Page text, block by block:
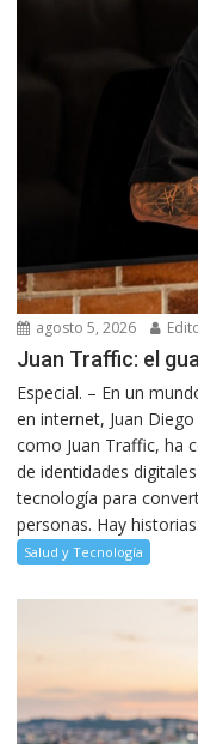
agosto 5, 2026
Juan Traffic: el
Especial. – En un
en internet, Juan
como Juan Traffic, ha
de identidades
tecnología para
personas. Hay
Salud y Tecnología